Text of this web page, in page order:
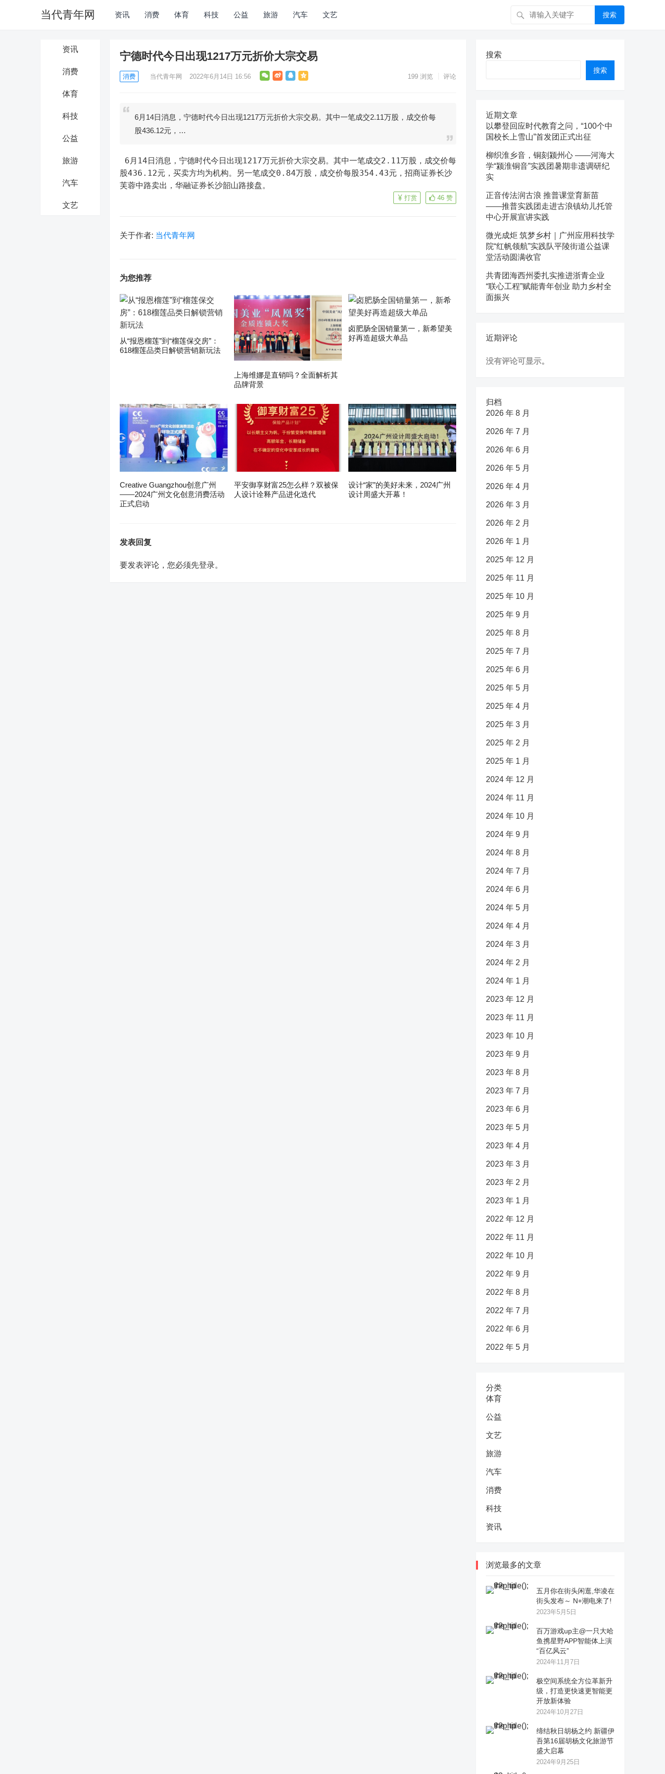
当代青年网 资讯 消费 体育 科技 公益 旅游 汽车 文艺 搜索
资讯
消费
体育
科技
公益
旅游
汽车
文艺
宁德时代今日出现1217万元折价大宗交易
消费 当代青年网 2022年6月14日 16:56 199 浏览 评论
6月14日消息，宁德时代今日出现1217万元折价大宗交易。其中一笔成交2.11万股，成交价每
股436.12元，…
股436.12元，买卖方均为机构。另一笔成交0.84万股，成交价每股354.43元，招商证券长沙
芙蓉中路卖出，华融证券长沙韶山路接盘。
46 赞
打赏
关于作者: 当代青年网
为您推荐
从“报恩榴莲”到“榴莲保交房”：
618榴莲品类日解锁营销新玩法
上海维娜是直销吗？全面解析其
品牌背景
卤肥肠全国销量第一，新希望美
好再造超级大单品
Creative Guangzhou创意广州
——2024广州文化创意消费活动
正式启动
平安御享财富25怎么样？双被保
人设计诠释产品进化迭代
设计“家”的美好未来，2024广州
设计周盛大开幕！
发表回复
要发表评论，您必须先登录。
搜索
搜索
近期文章
以攀登回应时代教育之问，“100个中
国校长上雪山”首发团正式出征
柳织淮乡音，铜刻颍州心 ——河海大
学“颍淮铜音”实践团暑期非遗调研纪
实
正音传法润古浪 推普课堂育新苗
——推普实践团走进古浪镇幼儿托管
中心开展宣讲实践
微光成炬 筑梦乡村｜广州应用科技学
院“红帆领航”实践队平陵街道公益课
堂活动圆满收官
共青团海西州委扎实推进浙青企业
“联心工程”赋能青年创业 助力乡村全
面振兴
近期评论
没有评论可显示。
归档
2026 年 8 月
2026 年 7 月
2026 年 6 月
2026 年 5 月
2026 年 4 月
2026 年 3 月
2026 年 2 月
2026 年 1 月
2025 年 12 月
2025 年 11 月
2025 年 10 月
2025 年 9 月
2025 年 8 月
2025 年 7 月
2025 年 6 月
2025 年 5 月
2025 年 4 月
2025 年 3 月
2025 年 2 月
2025 年 1 月
2024 年 12 月
2024 年 11 月
2024 年 10 月
2024 年 9 月
2024 年 8 月
2024 年 7 月
2024 年 6 月
2024 年 5 月
2024 年 4 月
2024 年 3 月
2024 年 2 月
2024 年 1 月
2023 年 12 月
2023 年 11 月
2023 年 10 月
2023 年 9 月
2023 年 8 月
2023 年 7 月
2023 年 6 月
2023 年 5 月
2023 年 4 月
2023 年 3 月
2023 年 2 月
2023 年 1 月
2022 年 12 月
2022 年 11 月
2022 年 10 月
2022 年 9 月
2022 年 8 月
2022 年 7 月
2022 年 6 月
2022 年 5 月
分类
体育
公益
文艺
旅游
汽车
消费
科技
资讯
浏览最多的文章
五月你在街头闲逛,华凌在
街头发布～ N+潮电来了!
2023年5月5日
百万游戏up主@一只大哈
鱼携星野APP智能体上演
“百亿风云”
2024年11月7日
极空间系统全方位革新升
级，打造更快速更智能更
开放新体验
2024年10月27日
缔结秋日胡杨之约 新疆伊
吾第16届胡杨文化旅游节
盛大启幕
2024年9月25日